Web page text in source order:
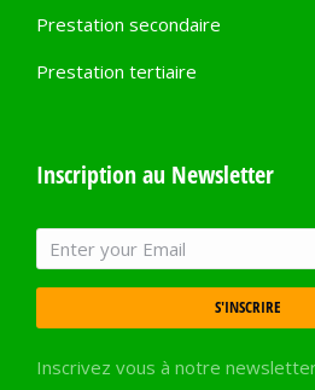
Prestation secondaire
Prestation tertiaire
Inscription au Newsletter
S'INSCRIRE
Inscrivez vous à notre